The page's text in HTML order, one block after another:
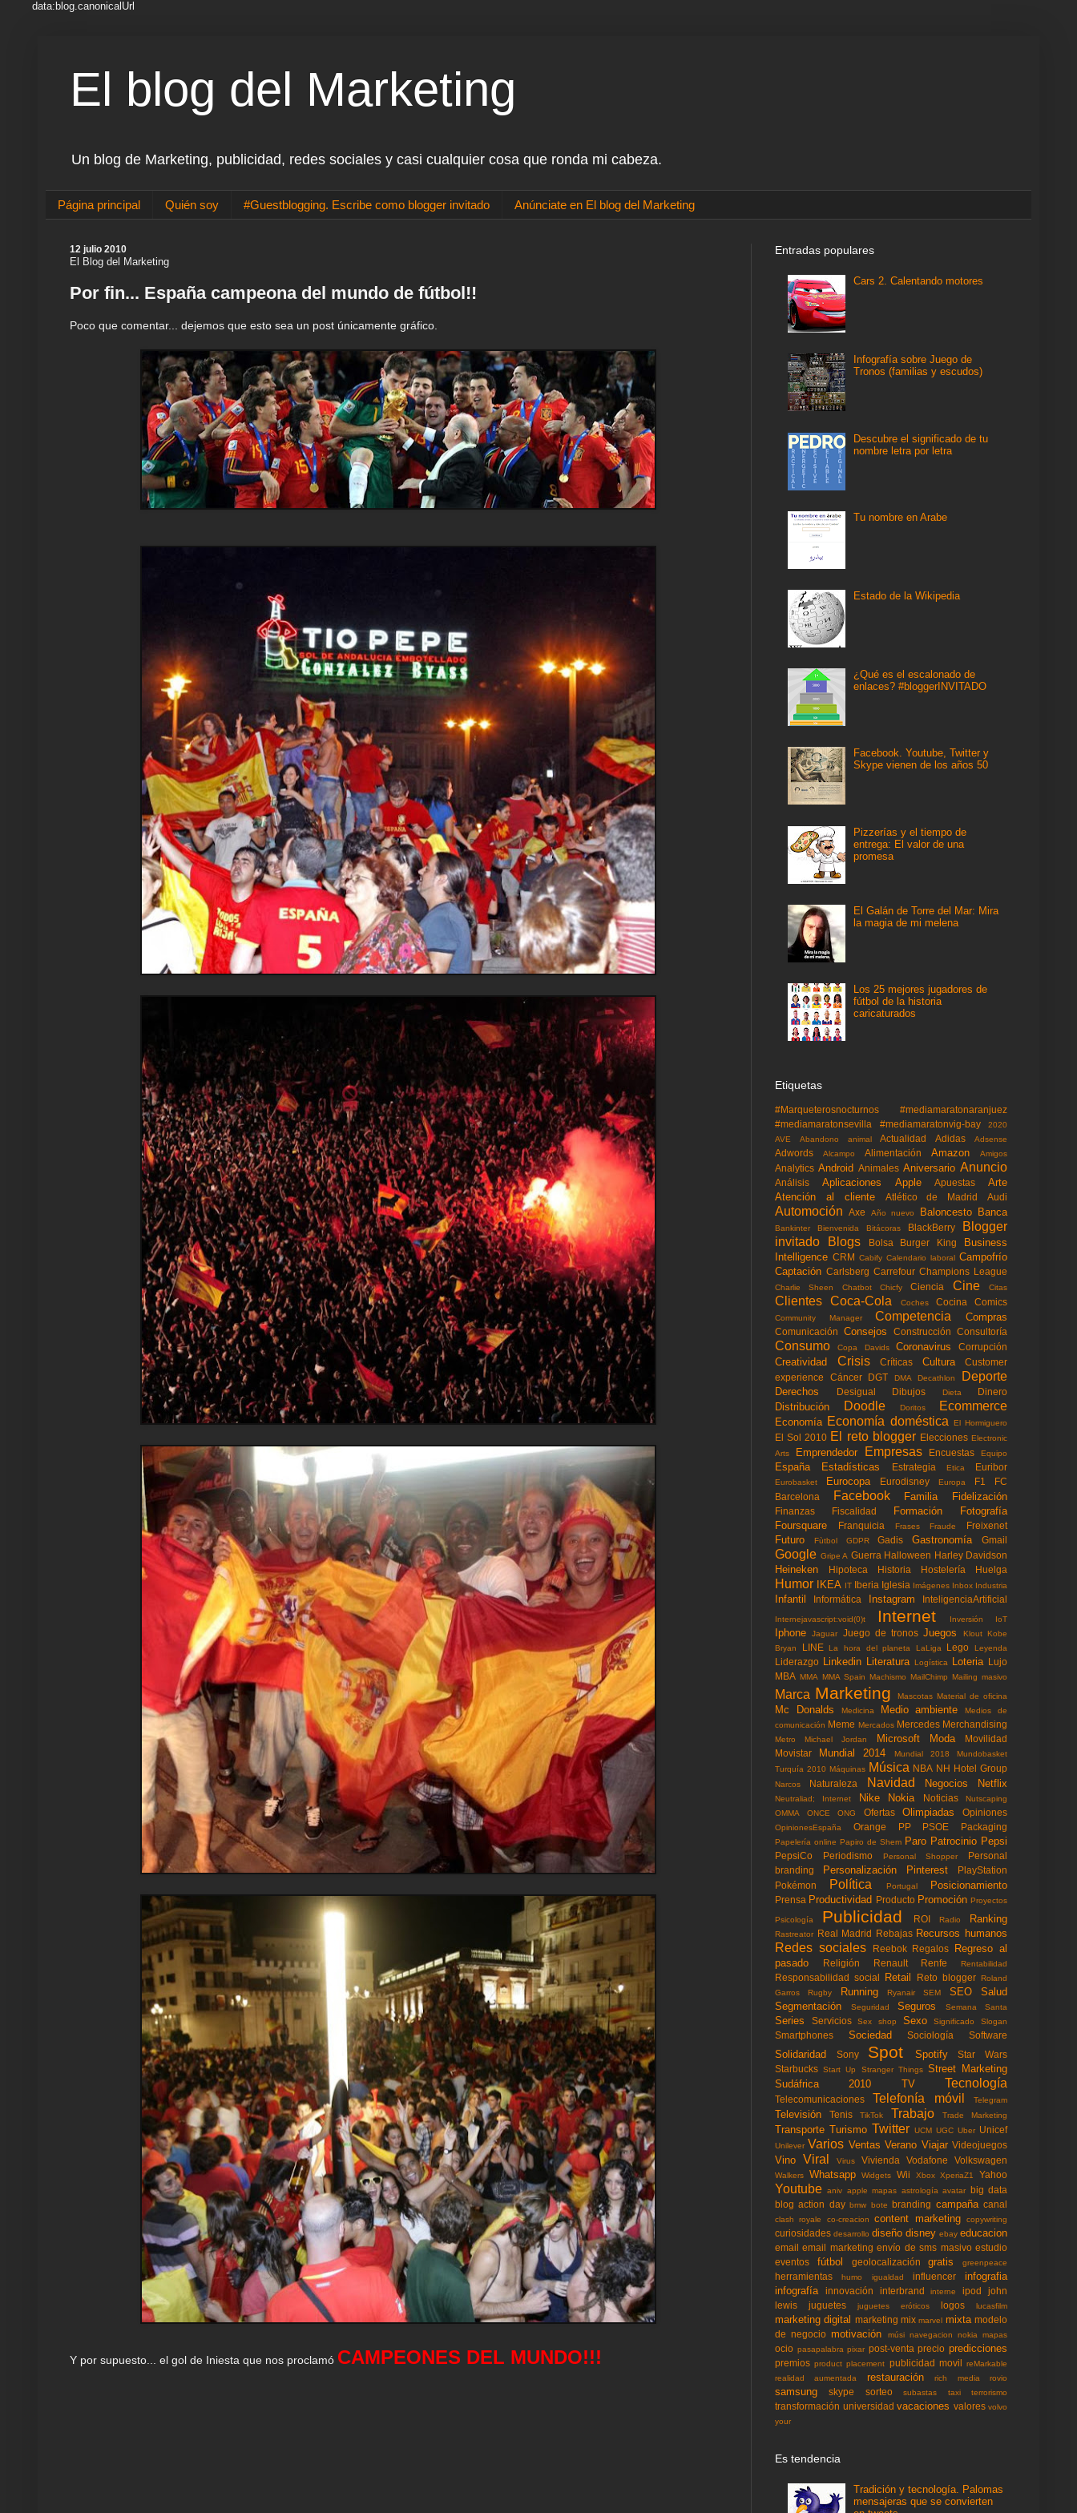
data:blog.canonicalUrl
El blog del Marketing
Un blog de Marketing, publicidad, redes sociales y casi cualquier cosa que ronda mi cabeza.
Página principal Quién soy #Guestblogging. Escribe como blogger invitado Anúnciate en El blog del Marketing
12 julio 2010
El Blog del Marketing
Por fin... España campeona del mundo de fútbol!!
Poco que comentar... dejemos que esto sea un post únicamente gráfico.
Y por supuesto... el gol de Iniesta que nos proclamó CAMPEONES DEL MUNDO!!!
Entradas populares
Cars 2. Calentando motores
Infografía sobre Juego de
Tronos (familias y escudos)
Descubre el significado de tu
nombre letra por letra
Tu nombre en Arabe
Estado de la Wikipedia
¿Qué es el escalonado de
enlaces? #bloggerINVITADO
Facebook. Youtube, Twitter y
Skype vienen de los años 50
Pizzerías y el tiempo de
entrega: El valor de una
promesa
El Galán de Torre del Mar: Mira
la magia de mi melena
Los 25 mejores jugadores de
fútbol de la historia
caricaturados
Etiquetas
#Marqueterosnocturnos
#mediamaratonaranjuez
#mediamaratonsevilla
#mediamaratonvig-bay
2020
AVE
Abandono animal Actualidad Adidas Adsense
Adwords Alcampo Alimentación Amazon Amigos
Analytics Android Animales Aniversario Anuncio
Análisis Aplicaciones Apple Apuestas
Arte
Atención al cliente
Atlético de Madrid Audi
Automoción Axe Año nuevo Baloncesto Banca
Bankinter Bienvenida Bitácoras BlackBerry
Blogger
invitado
Blogs Bolsa Burger King
Business
Intelligence CRM Cabify Calendario laboral Campofrío
Captación Carlsberg Carrefour Champions League
Charlie Sheen Chatbot Chicfy Ciencia Cine Citas
Clientes Coca-Cola Coches Cocina Comics
Community Manager Competencia Compras
Comunicación Consejos Construcción Consultoría
Consumo Copa Davids Coronavirus Corrupción
Creatividad Crisis Críticas Cultura
Customer
experience
Cáncer DGT DMA Decathlon Deporte
Derechos Desigual Dibujos Dieta Dinero
Distribución Doodle Doritos Ecommerce
Economía Economía doméstica El Hormiguero
El Sol 2010 El reto blogger Elecciones Electronic
Arts
Emprendedor Empresas Encuestas Equipo
España Estadísticas Estrategia Etica Euribor
Eurobasket Eurocopa Eurodisney Europa F1
FC
Barcelona
Facebook Familia Fidelización
Finanzas Fiscalidad Formación
Fotografía
Foursquare
Franquicia Frases Fraude Freixenet
Futuro Fùtbol GDPR Gadis Gastronomía Gmail
Google Gripe A Guerra Halloween Harley Davidson
Heineken Hipoteca Historia Hostelería Huelga
Humor IKEA IT Iberia Iglesia Imágenes Inbox Industria
Infantil Informática Instagram InteligenciaArtificial
Internejavascript:void(0)t Internet Inversión IoT
Iphone Jaguar Juego de tronos Juegos Klout Kobe
Bryan
LINE La hora del planeta LaLiga Lego Leyenda
Liderazgo Linkedin Literatura Logística Loteria Lujo
MBA MMA MMA Spain Machismo MailChimp Mailing masivo
Marca Marketing Mascotas Material de oficina
Mc Donalds Medicina Medio ambiente
Medios de
comunicación Meme Mercados Mercedes Merchandising
Metro Michael Jordan Microsoft Moda
Movilidad
Movistar
Mundial 2014 Mundial 2018
Mundobasket
Turquía 2010 Máquinas Música NBA NH Hotel Group
Narcos Naturaleza Navidad Negocios Netflix
Neutraliad; Internet Nike Nokia Noticias
Nutscaping
OMMA
ONCE ONG Ofertas Olimpiadas Opiniones
OpinionesEspaña Orange PP PSOE Packaging
Papelería online Papiro de Shem Paro Patrocinio Pepsi
PepsiCo Periodismo Personal Shopper
Personal
branding
Personalización Pinterest
PlayStation
Pokémon
Política Portugal Posicionamiento
Prensa Productividad Producto Promoción Proyectos
Psicología Publicidad ROI Radio Ranking
Rastreator Real Madrid Rebajas Recursos humanos
Redes sociales Reebok Regalos
Regreso al
pasado
Religión Renault Renfe Rentabilidad
Responsabilidad social Retail Reto blogger Roland
Garros
Rugby Running Ryanair SEM SEO
Salud
Segmentación
Seguridad Seguros Semana Santa
Series Servicios Sex shop Sexo Significado Slogan
Smartphones Sociedad Sociología Software
Solidaridad Sony Spot Spotify
Star Wars
Starbucks Start Up Stranger Things Street Marketing
Sudáfrica 2010
TV Tecnología
Telecomunicaciones Telefonía móvil Telegram
Televisión Tenis TikTok Trabajo Trade Marketing
Transporte Turismo Twitter UCM UGC Uber Unicef
Unilever Varios Ventas Verano Viajar Videojuegos
Vino Viral Virus Vivienda Vodafone Volkswagen
Walkers Whatsapp Widgets Wii Xbox XperiaZ1 Yahoo
Youtube aniv apple mapas astrología avatar big data
blog action day bmw bote branding campaña canal
clash royale co-creacion content marketing copywriting
curiosidades desarrollo diseño disney ebay educacion
email email marketing envío de sms masivo estudio
eventos
fútbol geolocalización gratis greenpeace
herramientas humo igualdad influencer
infografia
infografía
innovación interbrand interne ipod
john
lewis
juguetes juguetes eróticos logos lucasfilm
marketing digital marketing mix marvel mixta modelo
de negocio motivación músi navegacion nokia mapas
ocio pasapalabra pixar post-venta precio predicciones
premios product placement publicidad movil reMarkable
realidad aumentada
restauración rich media rovio
samsung skype sorteo subastas taxi terrorismo
transformación universidad vacaciones valores volvo
your
Es tendencia
Tradición y tecnología. Palomas
mensajeras que se convierten